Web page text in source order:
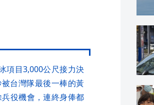
項目3,000公尺接力決
台灣隊最後一棒的黃
役機會，連終身俸都